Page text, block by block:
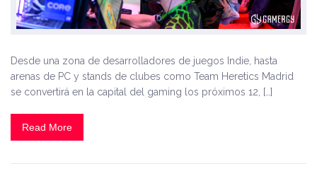
Desde una zona de desarrolladores de juegos Indie, hasta
arenas de PC y stands de clubes como Team Heretics Madrid
se convertirá en la capital del gaming los próximos 12, […]
Read More